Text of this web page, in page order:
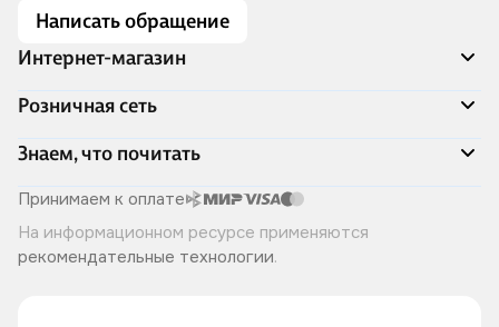
Написать обращение
Интернет-магазин
Акции
Доставка и оплата
Программа лояльности
Подарочные сертификаты
Правила продажи
Политика конфиденциальности
Розничная сеть
Адреса магазинов
О компании
Хотите у нас работать?
Знаем, что почитать
Скоро в продаже
Лучшие из лучших
Читай-журнал
Принимаем к оплате
На информационном ресурсе применяются
рекомендательные технологии.